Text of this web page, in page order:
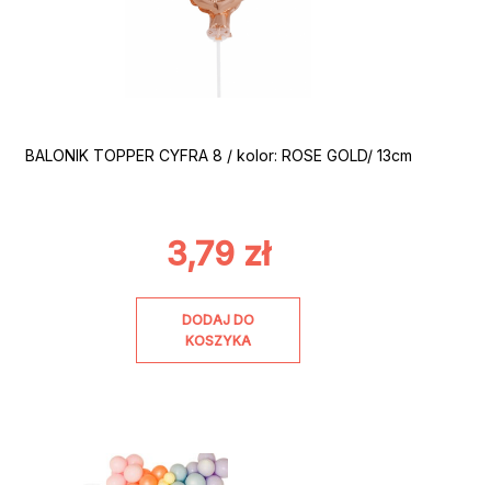
BALONIK TOPPER CYFRA 8 / kolor: ROSE GOLD/ 13cm
3,79 zł
DODAJ DO
KOSZYKA